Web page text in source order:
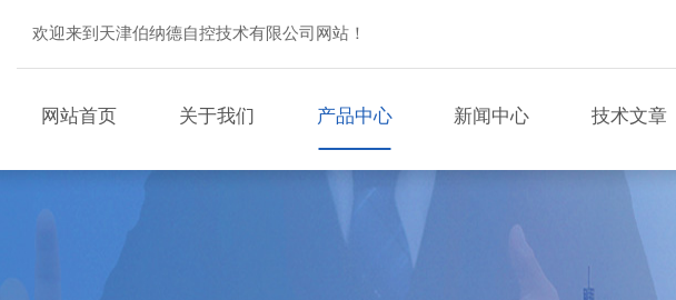
欢迎来到天津伯纳德自控技术有限公司网站！
网站首页 关于我们 产品中心 新闻中心 技术文章